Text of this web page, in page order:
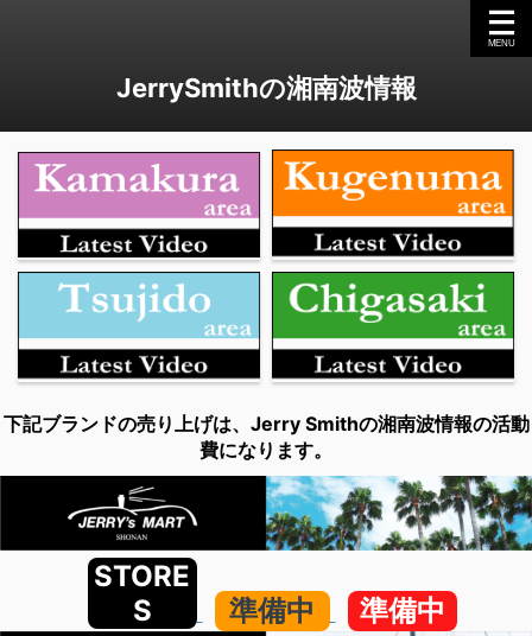
JerrySmithの湘南波情報
下記ブランドの売り上げは、Jerry Smithの湘南波情報の活動
費になります。
STORE
S
準備中 準備中